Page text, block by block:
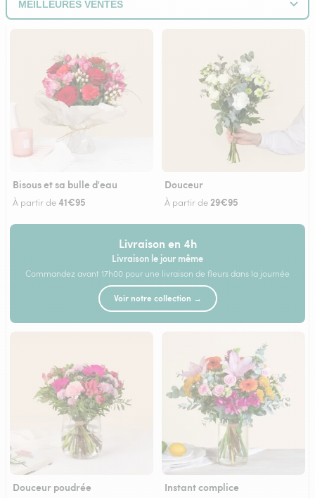
Bisous et sa bulle d'eau
À partir de41€95
Douceur
À partir de 29€95
Livraison en 4h
Livraison le jour même
Commandez avant 17h00 pour une livraison de fleurs dans la journée
Voir notre collection →
Douceur poudrée Instant complice